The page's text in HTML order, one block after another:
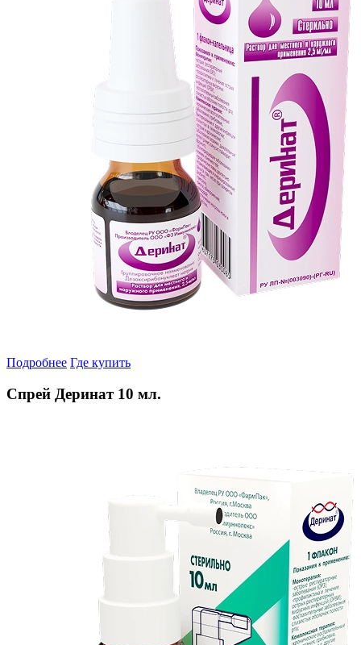
Подробнее Где купить
Спрей Деринат 10 мл.